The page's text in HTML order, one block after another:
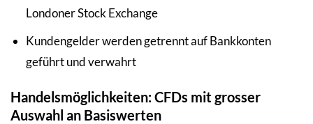
Londoner Stock Exchange
Kundengelder werden getrennt auf Bankkonten
geführt und verwahrt
Handelsmöglichkeiten: CFDs mit grosser
Auswahl an Basiswerten